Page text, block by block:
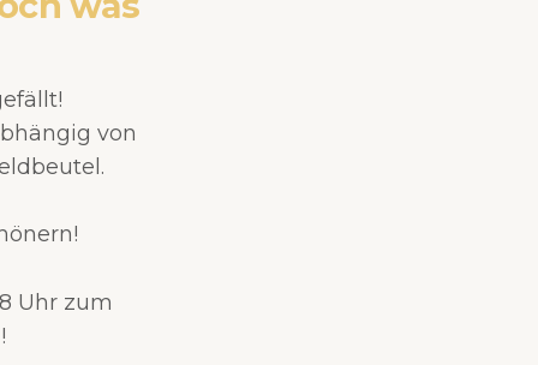
von
Uhr zum